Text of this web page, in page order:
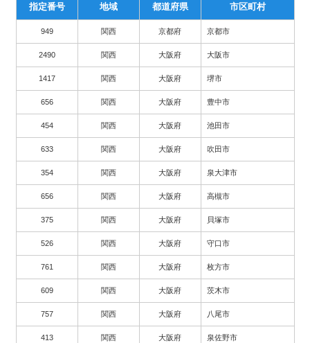
指定番号 地域 都道府県 市区町村
949 関西 京都府 京都市
2490 関西 大阪府 大阪市
1417 関西 大阪府 堺市
656 関西 大阪府 豊中市
454 関西 大阪府 池田市
633 関西 大阪府 吹田市
354 関西 大阪府 泉大津市
656 関西 大阪府 高槻市
375 関西 大阪府 貝塚市
526 関西 大阪府 守口市
761 関西 大阪府 枚方市
609 関西 大阪府 茨木市
757 関西 大阪府 八尾市
413 関西 大阪府 泉佐野市